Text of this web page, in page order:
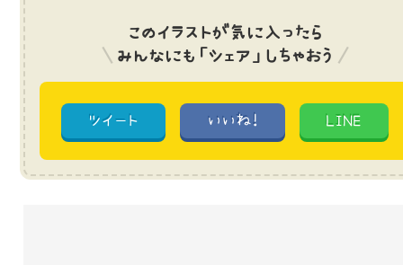
このイラストが気に入ったら
みんなにも「シェア」しちゃおう
ツイート いいね! LINE